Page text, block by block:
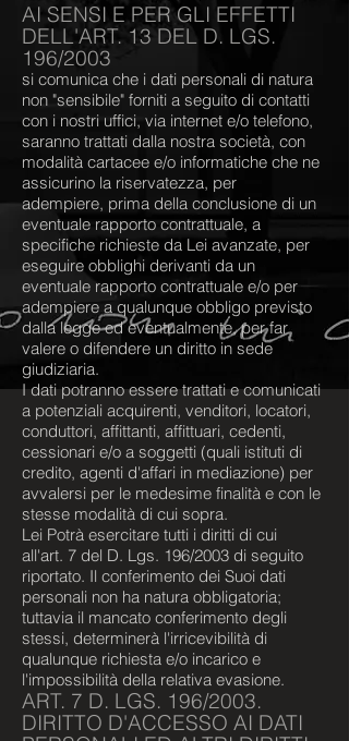
AI SENSI E PER GLI EFFETTI
DELL'ART. 13 DEL D. LGS.
196/2003
si comunica che i dati personali di natura
non "sensibile" forniti a seguito di contatti
con i nostri uffici, via internet e/o telefono,
saranno trattati dalla nostra società, con
modalità cartacee e/o informatiche che ne
assicurino la riservatezza, per
adempiere, prima della conclusione di un
eventuale rapporto contrattuale, a
specifiche richieste da Lei avanzate, per
eseguire obblighi derivanti da un
eventuale rapporto contrattuale e/o per
adempiere a qualunque obbligo previsto
dalla legge ed eventualmente, per far
valere o difendere un diritto in sede
giudiziaria.
I dati potranno essere trattati e comunicati
a potenziali acquirenti, venditori, locatori,
conduttori, affittanti, affittuari, cedenti,
cessionari e/o a soggetti (quali istituti di
credito, agenti d'affari in mediazione) per
avvalersi per le medesime finalità e con le
stesse modalità di cui sopra.
Lei Potrà esercitare tutti i diritti di cui
all'art. 7 del D. Lgs. 196/2003 di seguito
riportato. Il conferimento dei Suoi dati
personali non ha natura obbligatoria;
tuttavia il mancato conferimento degli
stessi, determinerà l'irricevibilità di
qualunque richiesta e/o incarico e
l'impossibilità della relativa evasione.
ART. 7 D. LGS. 196/2003.
DIRITTO D'ACCESSO AI DATI